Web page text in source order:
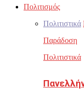
Πολιτισμός
Πολιτιστικά
Παράδοση
Πολιτιστικά